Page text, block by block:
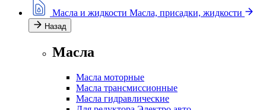
Масла и жидкости Масла, присадки, жидкости
Назад
Масла
Масла моторные
Масла трансмиссионные
Масла гидравлические